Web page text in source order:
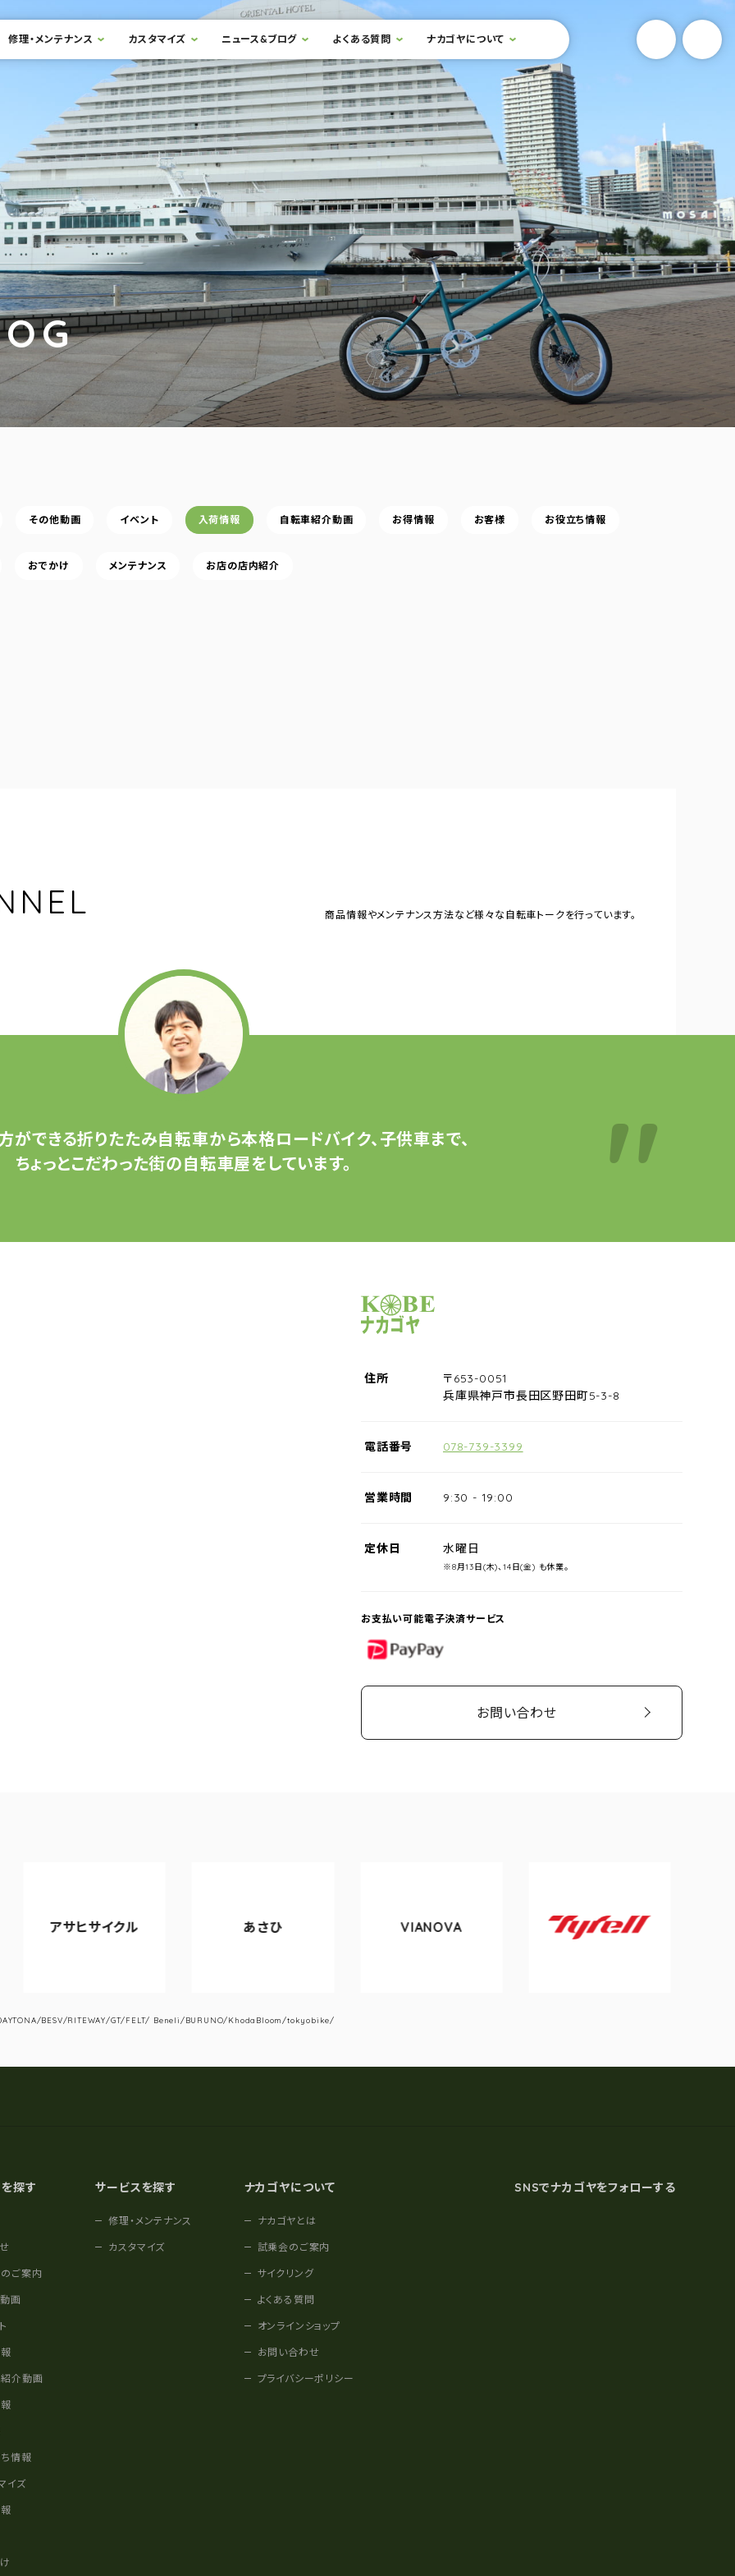
修理・メンテナンス カスタマイズ ニュース&ブログ よくある質問 ナカゴヤについて 検索フォームを開閉する YouTube
その他動画 イベント 入荷情報 自転車紹介動画 お得情報 お客様 お役立ち情報
おでかけ メンテナンス お店の店内紹介
商品情報やメンテナンス方法など様々な自転車トークを行っています。
ができる折りたたみ自転車から本格ロードバイク、子供車まで、
ちょっとこだわった街の自転車屋をしています。
サイクルショップナカゴヤ
住所
〒653-0051
兵庫県神戸市長田区野田町5-3-8
電話番号 078-739-3399
営業時間 9:30 - 19:00
定休日 水曜日
※8月13日(木)、14日(金) も休業。
お支払い可能電子決済サービス
PayPay
お問い合わせ
アサヒサイクル VIANOVA
Tyrell
BESV/RITEWAY/GT/FELT/ Beneli/BURUNO/KhodaBloom/tokyobike/
探す
ご案内
画
介動画
情報
イズ
サービスを探す
修理・メンテナンス
カスタマイズ
ナカゴヤについて
ナカゴヤとは
試乗会のご案内
サイクリング
よくある質問
オンラインショップ
お問い合わせ
プライバシーポリシー
SNSでナカゴヤをフォローする